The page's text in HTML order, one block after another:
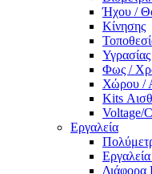
Ήχου /
Κίνησης
Φως /
Χώρου /
Kits
Voltage/
Εργαλεία
Διάφορα